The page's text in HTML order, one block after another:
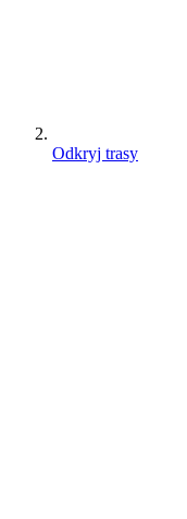
Odkryj trasy